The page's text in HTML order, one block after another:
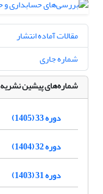
مقالات آماده انتشار
شماره جاری
شماره‌های پیشین نشریه
دوره 33 (1405)
دوره 32 (1404)
دوره 31 (1403)